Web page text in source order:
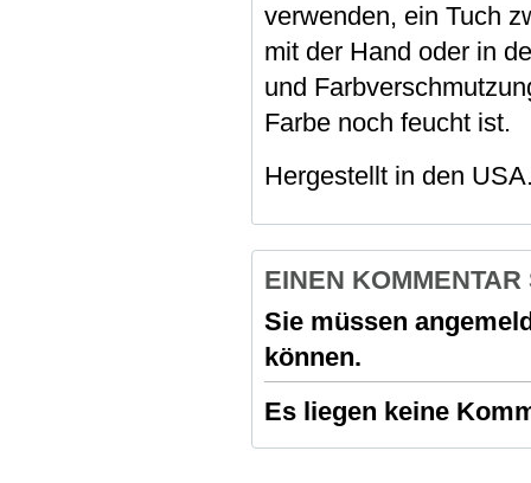
verwenden, ein Tuch
mit der Hand oder in
und
Farbe noch feucht ist.
Hergestellt in den
EINEN
Sie müssen
können.
Es liegen keine